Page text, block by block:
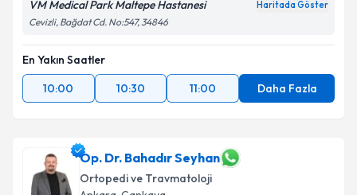
VM Medical Park Maltepe Hastanesi
Cevizli, Bağdat Cd. No:547, 34846
En Yakın Saatler
10:00
10:30 11:00 Daha Fazla
Op. Dr. Bahadır Seyhan
Ortopedi ve Travmatoloji